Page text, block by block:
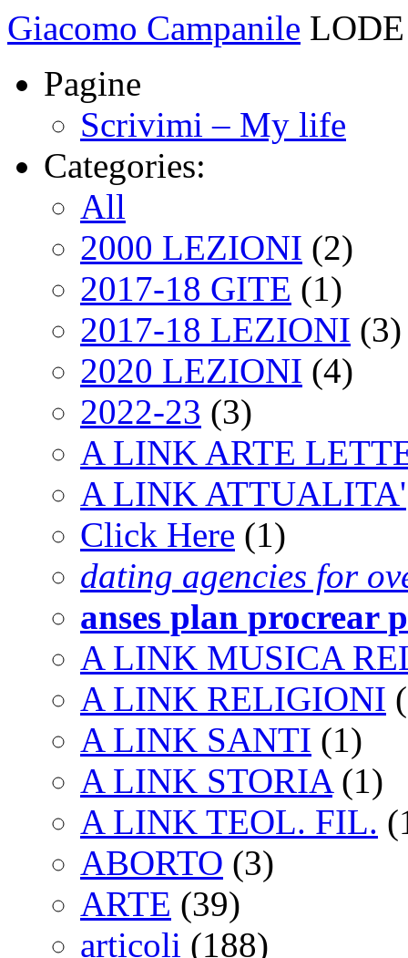
Giacomo Campanile
Pagine
Scrivimi – My life
Categories:
All
2000 LEZIONI (2)
2017-18 GITE (1)
2017-18 LEZIONI (3)
2020 LEZIONI (4)
2022-23 (3)
A LINK ARTE
A LINK ATTUALITA'
Click Here (1)
dating agencies for
anses plan procrear
A LINK MUSICA
A LINK RELIGIONI
A LINK SANTI (1)
A LINK STORIA(1)
A LINK TEOL. FIL.
ABORTO (3)
ARTE (39)
articoli (188)